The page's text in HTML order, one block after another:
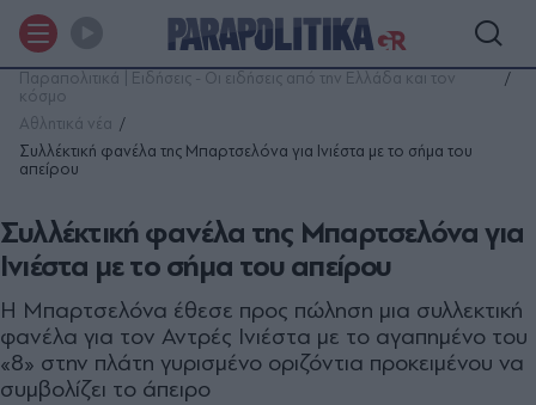
Παραπολιτικά | Ειδήσεις - Οι ειδήσεις από την Ελλάδα και τον
κόσμο
Αθλητικά νέα
Συλλέκτική φανέλα της Μπαρτσελόνα για Ινιέστα με το σήμα του
απείρου
Συλλέκτική φανέλα της Μπαρτσελόνα για
Ινιέστα με το σήμα του απείρου
Η Μπαρτσελόνα έθεσε προς πώληση μια συλλεκτική
φανέλα για τον Αντρές Ινιέστα με το αγαπημένο του
«8» στην πλάτη γυρισμένο οριζόντια προκειμένου να
συμβολίζει το άπειρο